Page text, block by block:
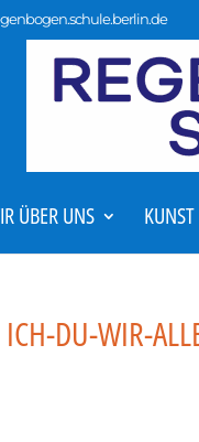
ÜBER UNS KUNST
DU-WIR-